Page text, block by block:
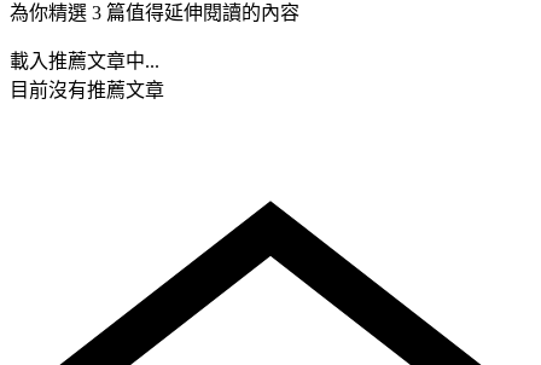
為你精選 3 篇值得延伸閱讀的內容
載入推薦文章中...
目前沒有推薦文章